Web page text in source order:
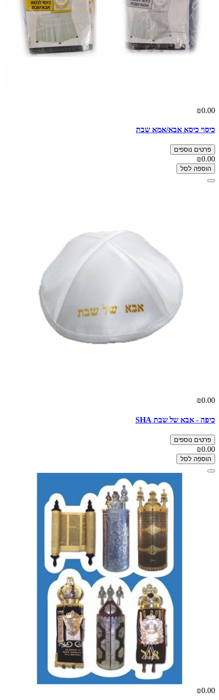
₪0.00
כיסוי כיסא אבא/אמא שבת
פרטים נוספים
₪0.00
הוספה לסל
₪0.00
כיפה - אבא של שבת SHA
פרטים נוספים
₪0.00
הוספה לסל
₪0.00